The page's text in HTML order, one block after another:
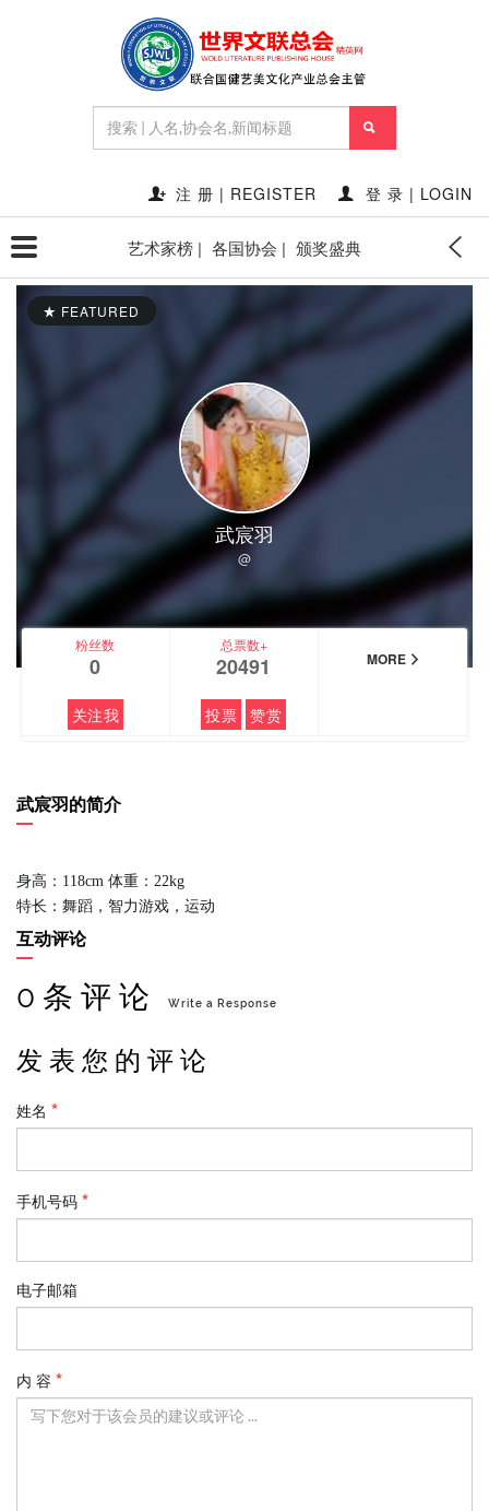
注 册 | REGISTER 登 录 | LOGIN
艺术家榜 | 各国协会 | 颁奖盛典
FEATURED
武宸羽
@
粉丝数
0
关注我
总票数+
20491
投票 赞赏
MORE
武宸羽的简介
身高：118cm 体重：22kg
特长：舞蹈，智力游戏，运动
互动评论
0 条 评 论 Write a Response
发 表 您 的 评 论
姓名
手机号码
电子邮箱
内 容